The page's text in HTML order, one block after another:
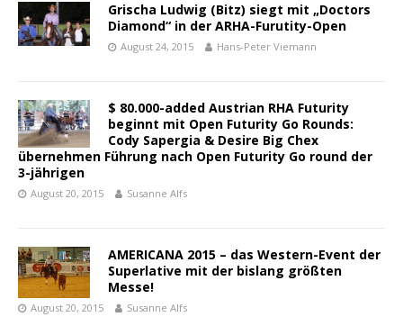
Grischa Ludwig (Bitz) siegt mit „Doctors
Diamond“ in der ARHA-Furutity-Open
August 24, 2015 Hans-Peter Viemann
$ 80.000-added Austrian RHA Futurity
beginnt mit Open Futurity Go Rounds:
Cody Sapergia & Desire Big Chex
übernehmen Führung nach Open Futurity Go round der
3-jährigen
August 20, 2015 Susanne Alfs
AMERICANA 2015 – das Western-Event der
Superlative mit der bislang größten
Messe!
August 20, 2015 Susanne Alfs